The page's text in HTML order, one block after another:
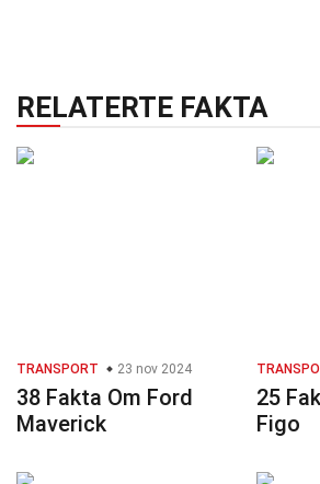
RELATERTE FAKTA
TRANSPORT 23 nov 2024
38 Fakta Om Ford
Maverick
25
Figo